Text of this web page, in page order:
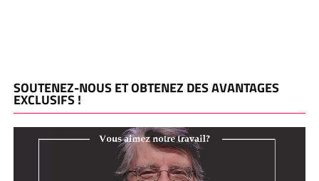
SOUTENEZ-NOUS ET OBTENEZ DES AVANTAGES
EXCLUSIFS !